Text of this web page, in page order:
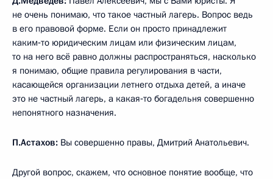
не очень понимаю, что такое частный лагерь. Вопрос ведь
в его правовой форме. Если он просто принадлежит
каким‑то юридическим лицам или физическим лицам,
то на него всё равно должны распространяться, насколько
я понимаю, общие правила регулирования в части,
касающейся организации летнего отдыха детей, а иначе
это не частный лагерь, а какая‑то богадельня совершенно
непонятного назначения.
П.Астахов: Вы совершенно правы, Дмитрий Анатольевич.
Другой вопрос, скажем, что основное понятие вообще, что